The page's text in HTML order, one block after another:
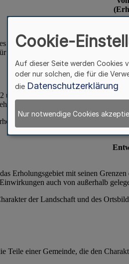
Cookie-
Auf dieser Seite werden Cookies
oder nur solchen, die für die
die Datenschutzerklärung
Nur notwendige Cookies